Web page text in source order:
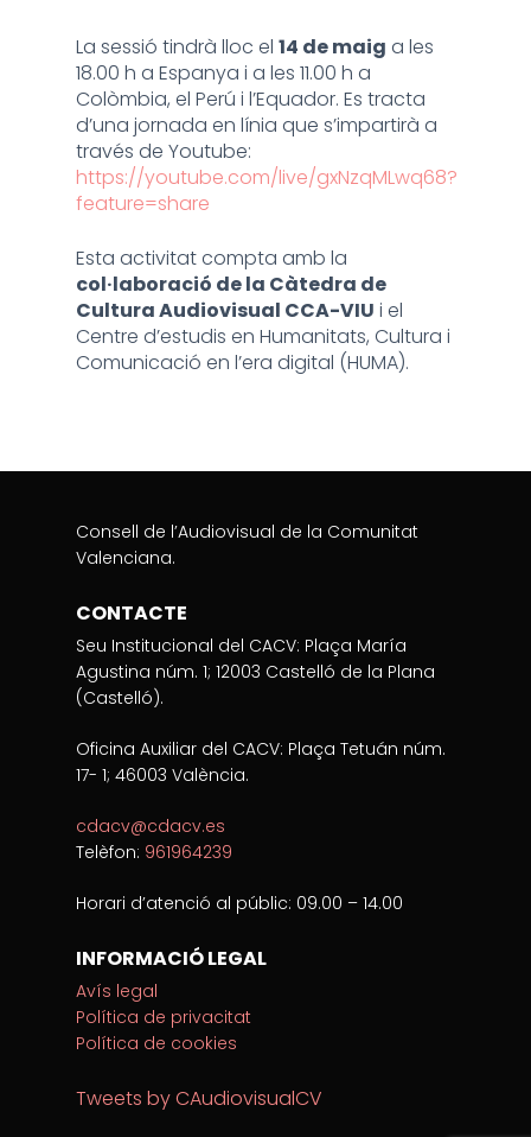
La sessió tindrà lloc el 14 de maig a les
18.00 h a Espanya i a les 11.00 h a
Colòmbia, el Perú i l’Equador. Es tracta
d’una jornada en línia que s’impartirà a
través de Youtube:
https://youtube.com/live/gxNzqMLwq68?
feature=share
Esta activitat compta amb la
col·laboració de la Càtedra de
Cultura Audiovisual CCA-VIU i el
Centre d’estudis en Humanitats, Cultura i
Comunicació en l’era digital (HUMA).
Consell de l’Audiovisual de la Comunitat
Valenciana.
CONTACTE
Seu Institucional del CACV: Plaça María
Agustina núm. 1; 12003 Castelló de la Plana
(Castelló).
Oficina Auxiliar del CACV: Plaça Tetuán núm.
17- 1; 46003 València.
cdacv@cdacv.es
Telèfon: 961964239
Horari d’atenció al públic: 09.00 – 14.00
INFORMACIÓ LEGAL
Avís legal
Política de privacitat
Política de cookies
Tweets by CAudiovisualCV